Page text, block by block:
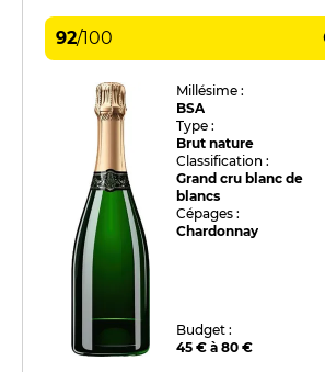
92/100
Millésime :
BSA
Type :
Brut nature
Classification :
Grand cru blanc de
blancs
Cépages :
Chardonnay
Budget :
45 € à 80 €